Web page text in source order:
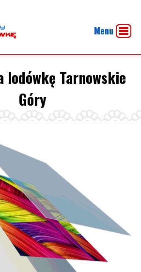
Menu
lodówkę Tarnowskie
Góry